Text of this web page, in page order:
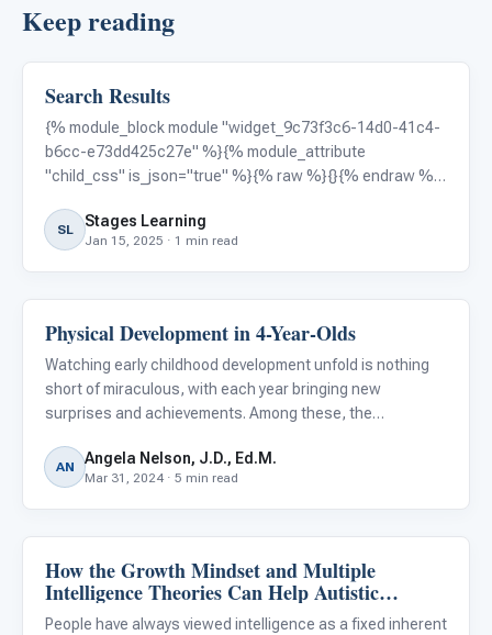
Keep reading
Autism Resources
Search Results
{% module_block module "widget_9c73f3c6-14d0-41c4-
b6cc-e73dd425c27e" %}{% module_attribute
"child_css" is_json="true" %}{% raw %}{}{% endraw %}
is_json="true" %}{% raw %}{}{% endraw %}{%
end_module_attribute %}{% module_attribute
SL Stages Learning
Jan 15, 2025 · 1 min read
Autism Resources
Physical Development in 4-Year-Olds
Watching early childhood development unfold is nothing
short of miraculous, with each year bringing new
surprises and achievements. Among these, the
particularly fascinating. This period is a pivotal chapter in
a child's physical
AN Angela Nelson, J.D., Ed.M.
Mar 31, 2024 · 5 min read
Autism Resources
How the Growth Mindset and Multiple
Intelligence Theories Can Help Autistic
Students Grow
People have always viewed intelligence as a fixed inherent